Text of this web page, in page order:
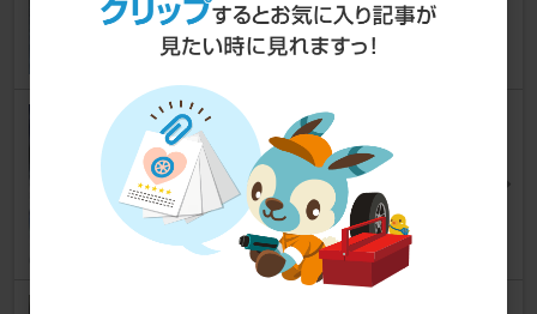
Sigさん
29
無限 サイドスポイラー 取り
付け
フィット [GD系]
BOTOMSさん
1